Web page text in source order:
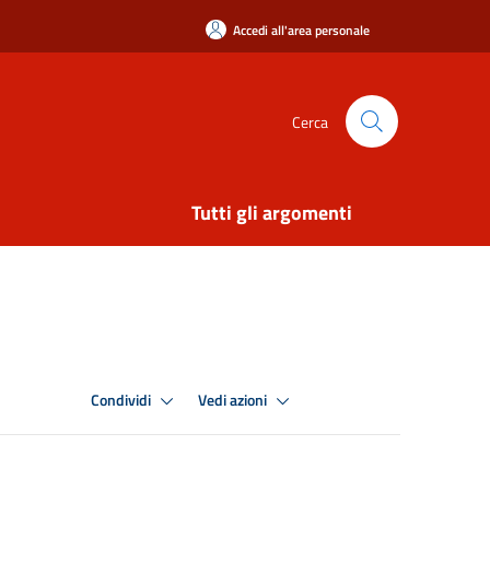
Accedi all'area personale
Cerca
Tutti gli argomenti
Condividi Vedi azioni